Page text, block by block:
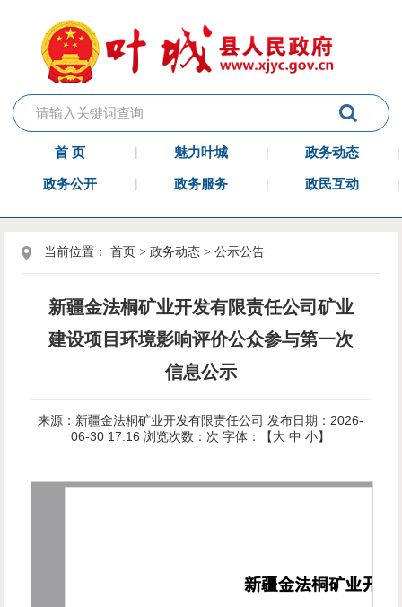
首 页 魅力叶城 政务动态
政务公开 政务服务 政民互动
当前位置：首页 >政务动态 >公示公告
新疆金法桐矿业开发有限责任公司矿业
建设项目环境影响评价公众参与第一次
信息公示
来源：新疆金法桐矿业开发有限责任公司 发布日期：2026-
06-30 17:16 浏览次数： 次 字体：【大 中 小】